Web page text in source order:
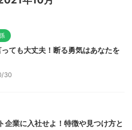
ても大丈夫！断る勇気はあなたを
30
企業に入社せよ！特徴や見つけ方と